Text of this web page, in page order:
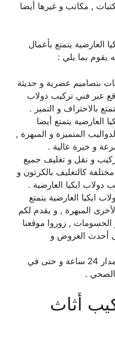
, مكاتب و غيرها أيضا
العارضية يتمتع بأعمال
يقوم بما يلي :
بتصاميم عصرية و حديثة
عبر فني تركيب دولاب
بالاحتراف و التميز .
العارضية يتمتع أيضا
المتميزة و المبهرة ,
و خبرة عالية .
و نقل و تغليف جميع
كالتغليف بالكرتون و
دولاب ايكيا العارضية .
ايكيا العارضية يتمتع
المبهرة , و يقدم لكم
, زوروا موقعنا
أحدث العروض و
خدمتنا متوفرة على مدار 24 ساعة و حتى في
الصحي .
أثاث